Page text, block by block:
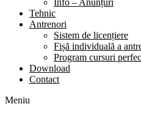
Info – Anunțuri
Tehnic
Antrenori
Sistem de licențiere
Fișă individuală a
Program cursuri
Download
Contact
Meniu